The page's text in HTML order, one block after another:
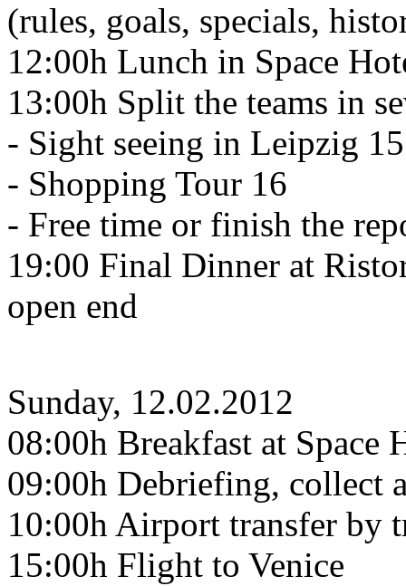
(rules, goals, specials,
12:00h Lunch in Space
13:00h Split the teams in
- Sight seeing in Leipzig 15
- Shopping Tour 16
- Free time or finish the
19:00 Final Dinner at
open end
Sunday, 12.02.2012
08:00h Breakfast at Space
09:00h Debriefing, collect
10:00h Airport transfer by
15:00h Flight to Venice